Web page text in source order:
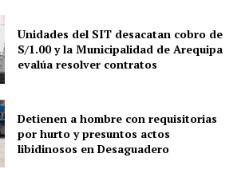
SUSCRIBETE
Andes
Unidades del SIT desacatan cobro de
S/1.00 y la Municipalidad de Arequipa
evalúa resolver contratos
Detienen a hombre con requisitorias
por hurto y presuntos actos
libidinosos en Desaguadero